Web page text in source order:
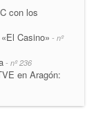
con los
Casino» - nº
- nº 236
en Aragón: